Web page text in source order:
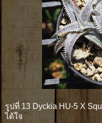
รูปที่ 13 Dyckia HU-5 X
ได้ใจ